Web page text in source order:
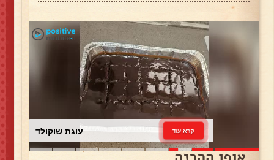
עוגת שוקולד קרא עוד